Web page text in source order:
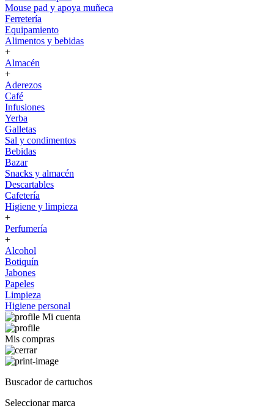
Mouse pad y apoya muñeca
Ferretería
Equipamiento
Alimentos y bebidas
+
Almacén
+
Aderezos
Café
Infusiones
Yerba
Galletas
Sal y condimentos
Bebidas
Bazar
Snacks y almacén
Descartables
Cafetería
Higiene y limpieza
+
Perfumería
+
Alcohol
Botiquín
Jabones
Papeles
Limpieza
Higiene personal
Mi cuenta
Mis compras
Buscador de cartuchos
Seleccionar marca